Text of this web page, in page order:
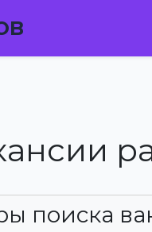
поиска